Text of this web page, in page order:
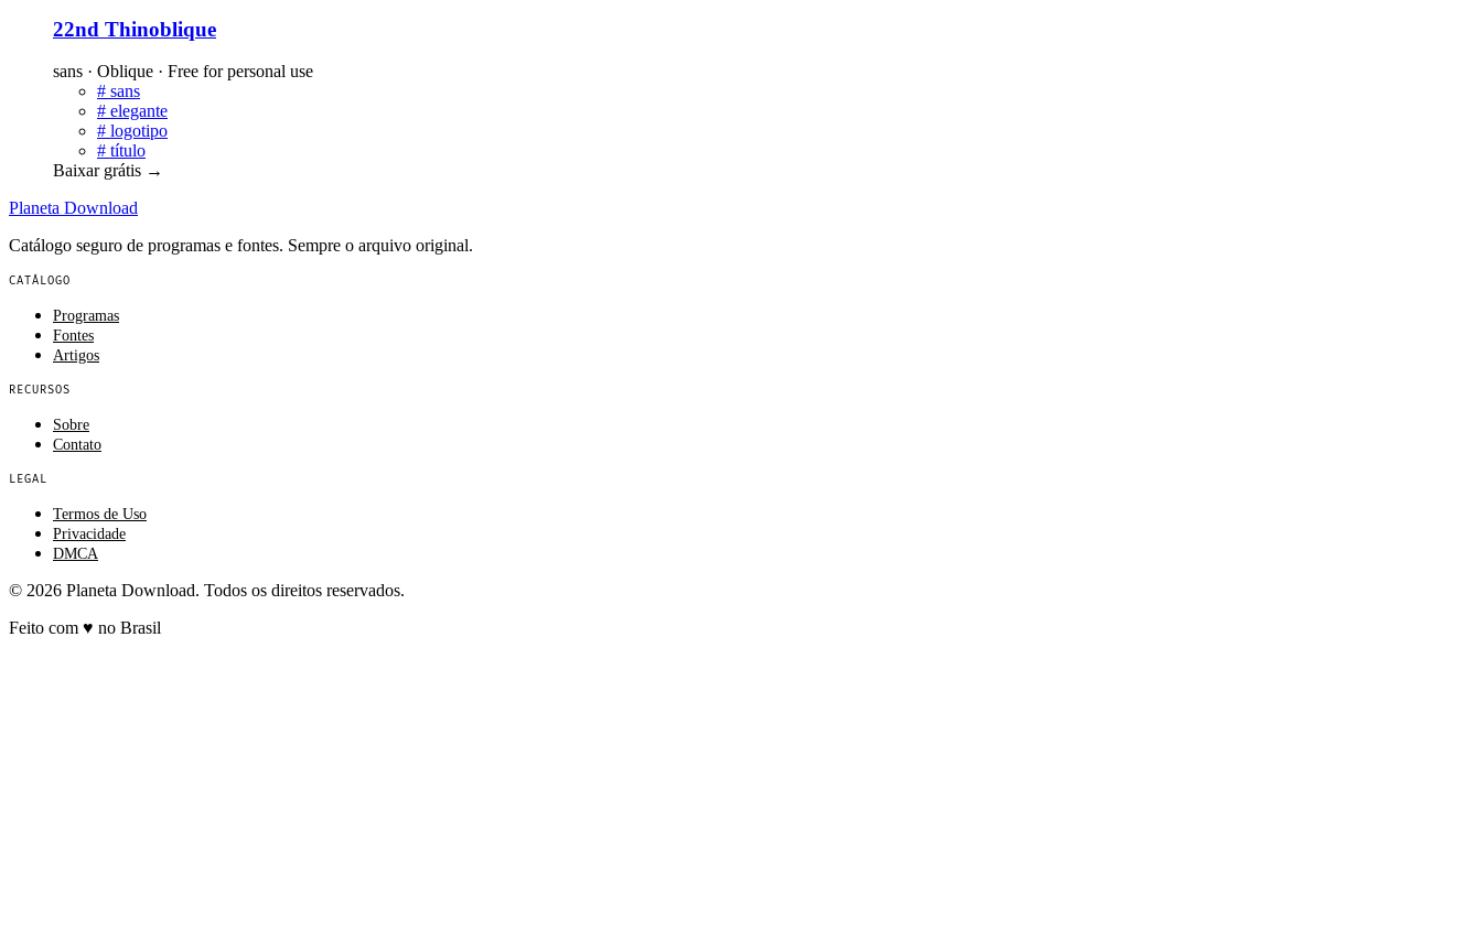
22nd Thinoblique
sans · Oblique · Free for personal use
# sans
# elegante
# logotipo
# título
Baixar grátis →
Planeta Download
Catálogo seguro de programas e fontes. Sempre o arquivo original.
CATÁLOGO
Programas
Fontes
Artigos
RECURSOS
Sobre
Contato
LEGAL
Termos de Uso
Privacidade
DMCA
© 2026 Planeta Download. Todos os direitos reservados.
Feito com ♥ no Brasil